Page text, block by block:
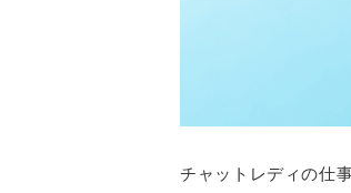
チャットレディの仕